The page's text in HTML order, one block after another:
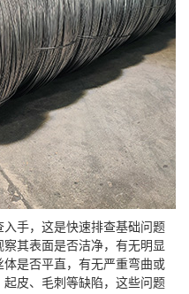
手，这是快速排查基础问题
其表面是否洁净，有无明显
是否平直，有无严重弯曲或
皮、毛刺等缺陷，这些问题